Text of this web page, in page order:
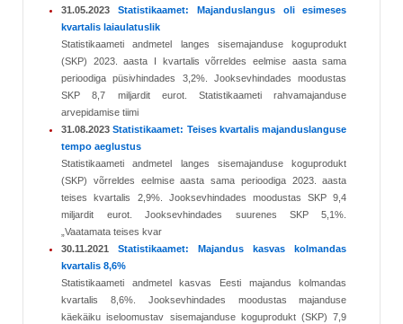
31.05.2023 Statistikaamet: Majanduslangus oli esimeses
kvartalis laiaulatuslik
Statistikaameti andmetel langes sisemajanduse koguprodukt
(SKP) 2023. aasta I kvartalis võrreldes eelmise aasta sama
perioodiga püsivhindades 3,2%. Jooksevhindades moodustas
SKP 8,7 miljardit eurot. Statistikaameti rahvamajanduse
arvepidamise tiimi
31.08.2023Statistikaamet: Teises kvartalis majanduslanguse
tempo aeglustus
Statistikaameti andmetel langes sisemajanduse koguprodukt
(SKP) võrreldes eelmise aasta sama perioodiga 2023. aasta
teises kvartalis 2,9%. Jooksevhindades moodustas SKP 9,4
miljardit eurot. Jooksevhindades suurenes SKP 5,1%.
„Vaatamata teises kvar
30.11.2021Statistikaamet: Majandus kasvas kolmandas
kvartalis 8,6%
Statistikaameti andmetel kasvas Eesti majandus kolmandas
kvartalis 8,6%. Jooksevhindades moodustas majanduse
käekäiku iseloomustav sisemajanduse koguprodukt (SKP) 7,9